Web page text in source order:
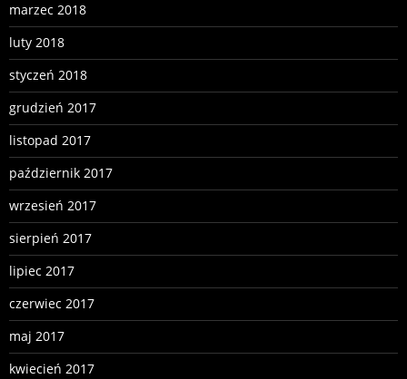
marzec 2018
luty 2018
styczeń 2018
grudzień 2017
listopad 2017
październik 2017
wrzesień 2017
sierpień 2017
lipiec 2017
czerwiec 2017
maj 2017
kwiecień 2017